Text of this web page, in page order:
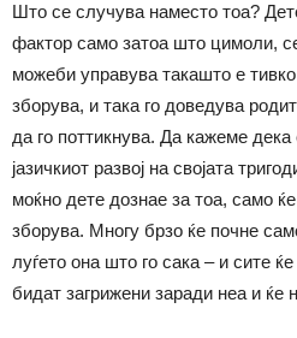
Што се случува наместо тоа?
фактор само затоа што цимоли,
можеби управува такашто е
зборува, и така го доведува
да го поттикнува. Да кажеме
јазичкиот развој на својата
моќно дете дознае за тоа, само
зборува. Многу брзо ќе почне
луѓето она што го сака – и сите
бидат загрижени заради неа и ќе